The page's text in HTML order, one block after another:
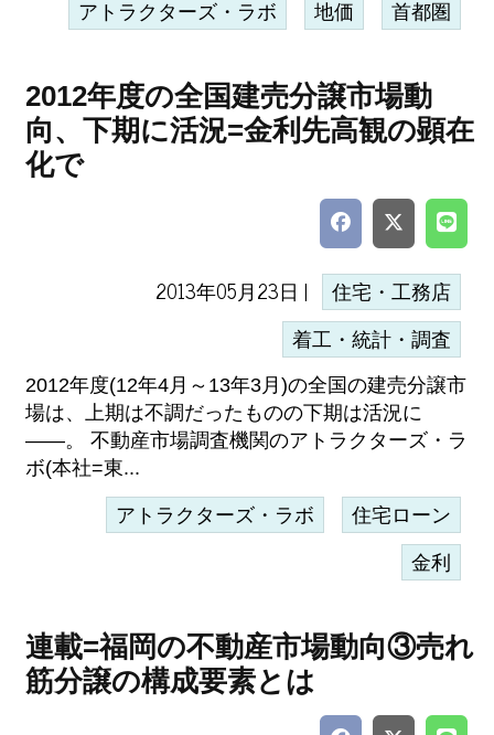
アトラクターズ・ラボ 地価 首都圏
2012年度の全国建売分譲市場動
向、下期に活況=金利先高観の顕在
化で
2013年05月23日 | 住宅・工務店
着工・統計・調査
2012年度(12年4月～13年3月)の全国の建売分譲市
場は、上期は不調だったものの下期は活況に
――。 不動産市場調査機関のアトラクターズ・ラ
ボ(本社=東...
アトラクターズ・ラボ 住宅ローン
金利
連載=福岡の不動産市場動向③売れ
筋分譲の構成要素とは